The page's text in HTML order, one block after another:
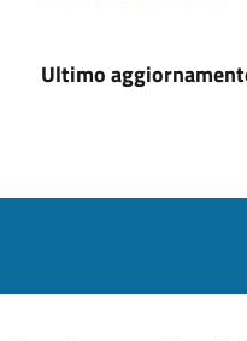
Ultimo